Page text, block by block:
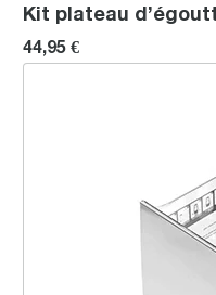
Kit plateau
44,95 €
Kit de réservoir d'eau (de